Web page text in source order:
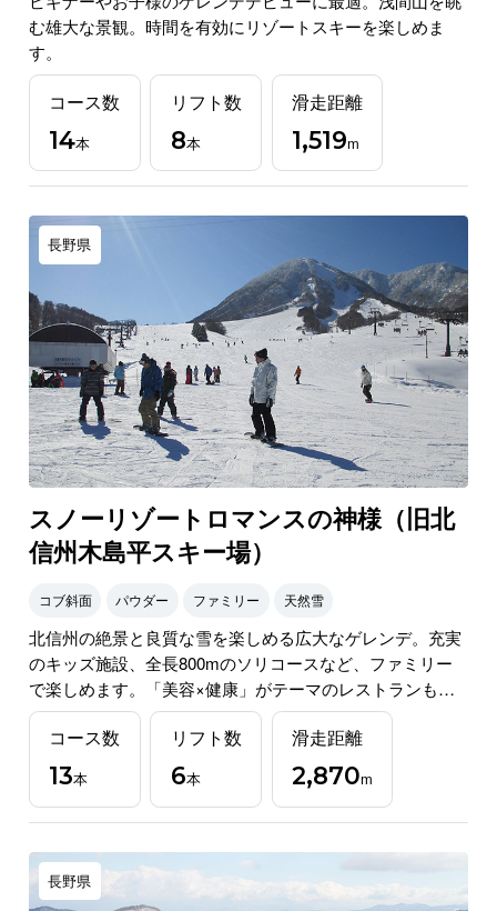
む雄大な景観。時間を有効にリゾートスキーを楽しめま
す。
コース数
14本
リフト数
8本
滑走距離
1,519m
長野県
スノーリゾートロマンスの神様（旧北
信州木島平スキー場）
コブ斜面 パウダー ファミリー 天然雪
北信州の絶景と良質な雪を楽しめる広大なゲレンデ。充実
のキッズ施設、全長800mのソリコースなど、ファミリー
で楽しめます。「美容×健康」がテーマのレストランも話
題。
コース数
13本
リフト数
6本
滑走距離
2,870m
長野県